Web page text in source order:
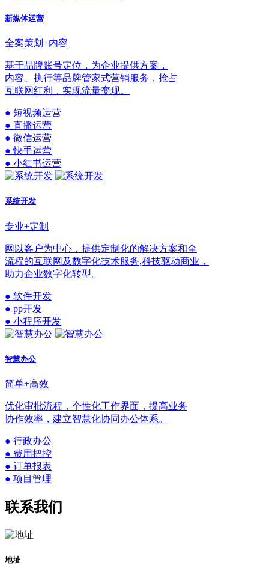
新媒体运营
全案策划+内容
基于品牌账号定位，为企业提供方案，
内容、执行等品牌管家式营销服务，抢占
互联网红利，实现流量变现。
● 短视频运营
● 直播运营
● 微信运营
● 快手运营
● 小红书运营
系统开发
专业+定制
网以客户为中心，提供定制化的解决方案和全
流程的互联网及数字化技术服务,科技驱动商业，
助力企业数字化转型。
● 软件开发
● pp开发
● 小程序开发
智慧办公
简单+高效
优化审批流程，个性化工作界面，提高业务
协作效率，建立智慧化协同办公体系。
● 行政办公
● 费用把控
● 订单报表
● 项目管理
联系我们
地址